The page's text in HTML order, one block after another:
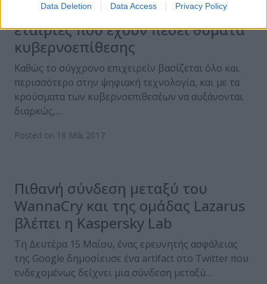
Data Deletion Data Access Privacy Policy
Πέντε βήματα «σωτηρίας» για
εταιρίες που έχουν πέσει θύματα
κυβερνοεπίθεσης
Καθώς το σύγχρονο επιχειρείν βασίζεται όλο και
περισσότερο στην ψηφιακή τεχνολογία, και με τα
κρούσματα των κυβερνοεπιθεσέων να αυξάνονται
διαρκώς,…
Posted on 18 Μάι 2017
Πιθανή σύνδεση μεταξύ του
WannaCry και της ομάδας Lazarus
βλέπει η Kaspersky Lab
Τη Δευτέρα 15 Μαΐου, ένας ερευνητής ασφάλειας
της Google δημοσίευσε ένα artifact στο Twitter που
ενδεχομένως δείχνει μια σύνδεση μεταξύ…